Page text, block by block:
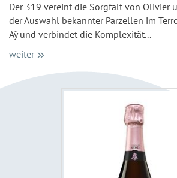
Der 319 vereint die Sorgfalt von Olivier
der Auswahl bekannter Parzellen im
Aÿ und verbindet die Komplexität...
weiter